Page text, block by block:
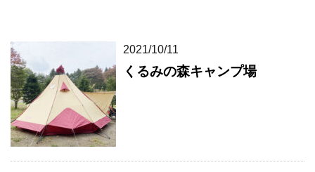
2021/10/11
くるみの森キャンプ場